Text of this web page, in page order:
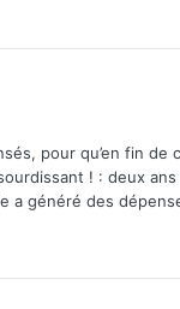
pour qu’en fin de
! : deux
a généré des